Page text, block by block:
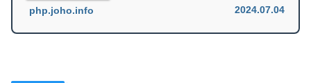
php.joho.info 2024.07.04